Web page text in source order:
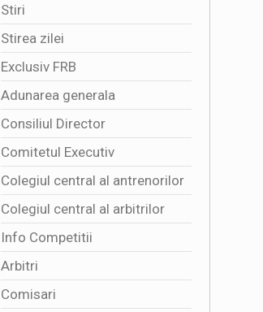
Stiri
Stirea zilei
Exclusiv FRB
Adunarea generala
Consiliul Director
Comitetul Executiv
Colegiul central al antrenorilor
Colegiul central al arbitrilor
Info Competitii
Arbitri
Comisari